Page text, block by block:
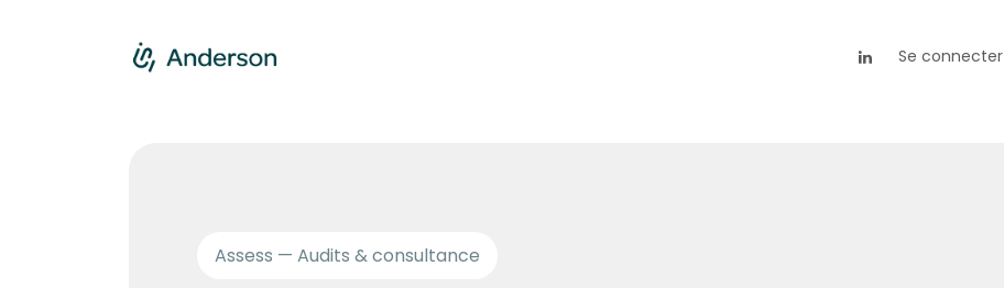
Se connecter
Assess — Audits & consultance